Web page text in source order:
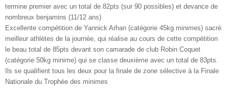
termine premier avec un total de 82pts (sur 90 possibles) et devance de
nombreux benjamins (11/12 ans)
Excellente compétition de Yannick Arhan (catégorie 45kg minimes) sacré
meilleur athlètes de la journée, qui réalise au cours de cette compétition
le beau total de 85pts devant son camarade de club Robin Coquet
(catégorie 50kg minime) qui se classe deuxième avec un total de 83pts.
Ils se qualifient tous les deux pour la finale de zone sélective à la Finale
Nationale du Trophée des minimes